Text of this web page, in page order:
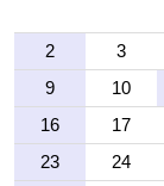
2
3
9
10
16
17
23
24